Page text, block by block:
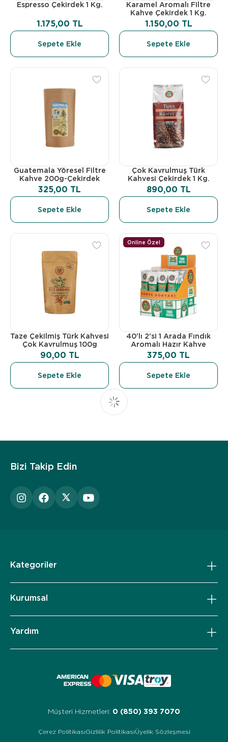
Espresso Çekirdek 1 Kg.
1.175,00 TL
Sepete Ekle
Karamel Aromalı Filtre
Kahve Çekirdek 1 Kg.
1.150,00 TL
Sepete Ekle
Guatemala Yöresel Filtre
Kahve 200g-Çekirdek
325,00 TL
Sepete Ekle
Çok Kavrulmuş Türk
Kahvesi Çekirdek 1 Kg.
890,00 TL
Sepete Ekle
Taze Çekilmiş Türk Kahvesi
Çok Kavrulmuş 100g
90,00 TL
Sepete Ekle
Online Özel
40'lı 2'si 1 Arada Fındık
Aromalı Hazır Kahve
375,00 TL
Sepete Ekle
Bizi Takip Edin
Kategoriler
Kurumsal
Yardım
Müşteri Hizmetleri: 0 (850) 393 7070
Çerez PolitikasıGizlilik PolitikasıÜyelik Sözleşmesi